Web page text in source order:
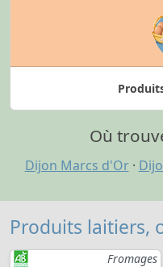
Où
Dijon Marcs d'Or·
Produits laitiers,
Fromages